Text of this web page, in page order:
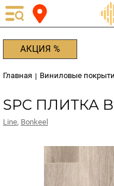
АКЦИЯ %
Главная | Виниловые
SPC ПЛИТКА
Line, Bonkeel